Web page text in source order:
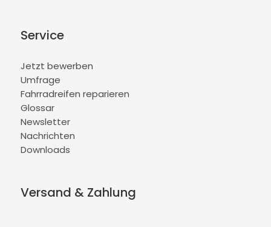
Service
Jetzt bewerben
Umfrage
Fahrradreifen reparieren
Glossar
Newsletter
Nachrichten
Downloads
Versand & Zahlung